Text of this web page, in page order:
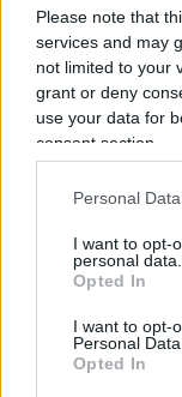
Please note that
services and may
not limited to your
grant or deny
use your data for
consent section.
Personal
I want to opt-
personal data.
Opted In
I want to opt-
Personal Data.
Opted In
infatti, viene
Da quando è
of stake,
66mila unità,
mercato,
Gli hodler di
tutto l’Ether,
convinzione,